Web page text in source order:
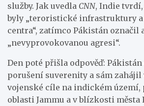
služby. Jak uvedla CNN, Indie
byly „teroristické infrastruktury
centra“, zatímco Pákistán označil
„nevyprovokovanou agresi“.
Den poté přišla odpověď:
porušení suverenity a sám zahájil
vojenské cíle na indickém území,
oblasti Jammu a v blízkosti města